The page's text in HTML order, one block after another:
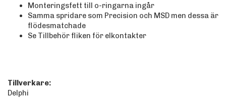
Monteringsfett till o-ringarna ingår
Samma spridare som Precision och MSD men dessa är
flödesmatchade
Se Tillbehör fliken för elkontakter
Tillverkare:
Delphi